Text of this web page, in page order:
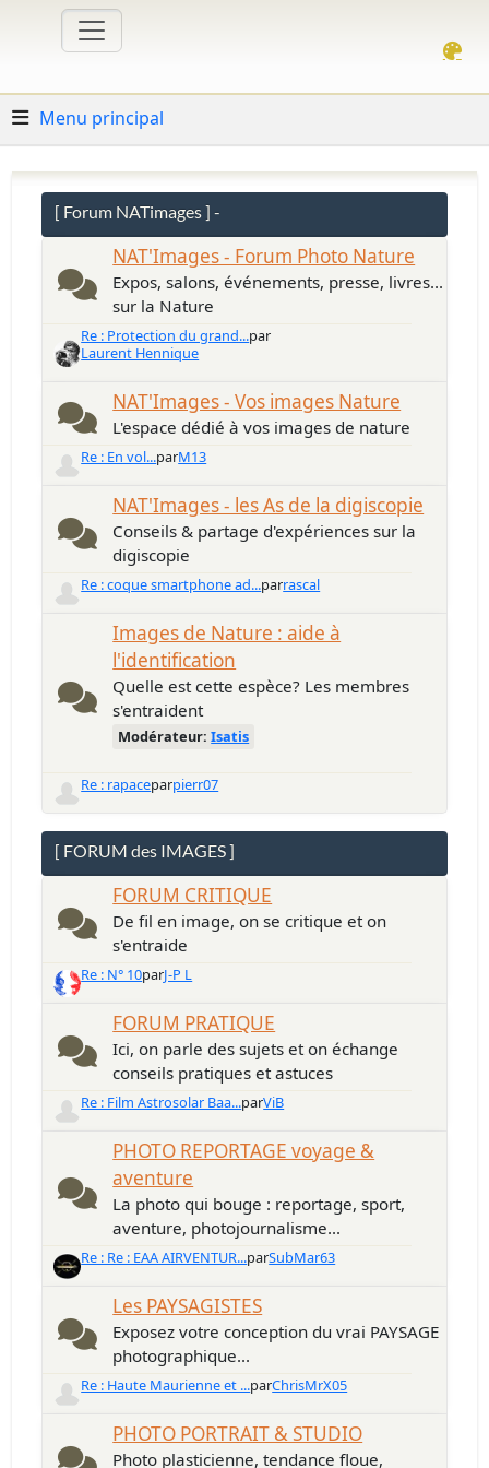
Menu principal
[ Forum NATimages ] -
NAT'Images - Forum Photo Nature
Expos, salons, événements, presse, livres...
sur la Nature
Re : Protection du grand...par
Laurent Hennique
NAT'Images - Vos images Nature
L'espace dédié à vos images de nature
Re : En vol...parM13
NAT'Images - les As de la digiscopie
Conseils & partage d'expériences sur la
digiscopie
Re : coque smartphone ad...parrascal
Images de Nature : aide à
l'identification
Quelle est cette espèce? Les membres
s'entraident
Modérateur:Isatis
Re : rapaceparpierr07
[ FORUM des IMAGES ]
FORUM CRITIQUE
De fil en image, on se critique et on
s'entraide
Re : N° 10parJ-P L
FORUM PRATIQUE
Ici, on parle des sujets et on échange
conseils pratiques et astuces
Re : Film Astrosolar Baa...parViB
PHOTO REPORTAGE voyage &
aventure
La photo qui bouge : reportage, sport,
aventure, photojournalisme...
Re : Re : EAA AIRVENTUR...parSubMar63
Les PAYSAGISTES
Exposez votre conception du vrai PAYSAGE
photographique...
Re : Haute Maurienne et ...parChrisMrX05
PHOTO PORTRAIT & STUDIO
Photo plasticienne, tendance floue,